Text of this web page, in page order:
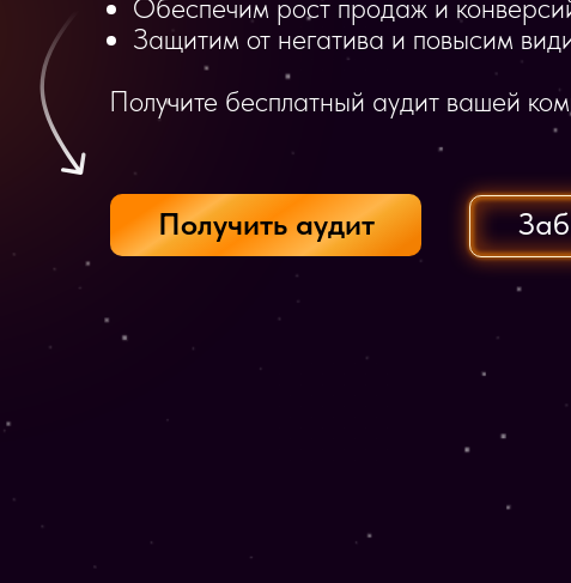
Обеспечим рост продаж и
Защитим от негатива и повысим
Получите бесплатный аудит вашей
Получить аудит